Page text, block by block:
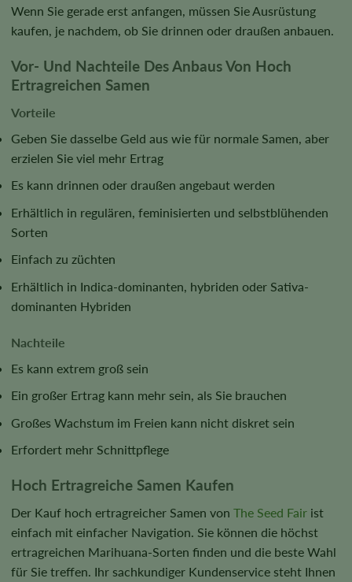
Wenn Sie gerade erst anfangen, müssen Sie Ausrüstung
kaufen, je nachdem, ob Sie drinnen oder draußen anbauen.
Vor- Und Nachteile Des Anbaus Von Hoch
Ertragreichen Samen
Vorteile
Geben Sie dasselbe Geld aus wie für normale Samen, aber
erzielen Sie viel mehr Ertrag
Es kann drinnen oder draußen angebaut werden
Erhältlich in regulären, feminisierten und selbstblühenden
Sorten
Einfach zu züchten
Erhältlich in Indica-dominanten, hybriden oder Sativa-
dominanten Hybriden
Nachteile
Es kann extrem groß sein
Ein großer Ertrag kann mehr sein, als Sie brauchen
Großes Wachstum im Freien kann nicht diskret sein
Erfordert mehr Schnittpflege
Hoch Ertragreiche Samen Kaufen
Der Kauf hoch ertragreicher Samen von The Seed Fair ist
einfach mit einfacher Navigation. Sie können die höchst
ertragreichen Marihuana-Sorten finden und die beste Wahl
für Sie treffen. Ihr sachkundiger Kundenservice steht Ihnen